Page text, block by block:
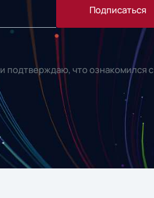
Подписаться
и подтверждаю, что ознакомился с